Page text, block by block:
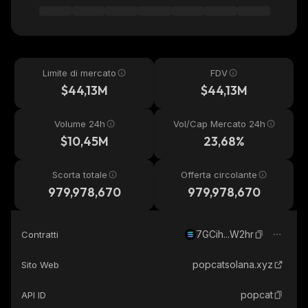
Limite di mercato
$44,13M
FDV
$44,13M
Volume 24h
$10,45M
Vol/Cap Mercato 24h
23,68%
Scorta totale
979,978,670
Offerta circolante
979,978,670
Contratti 7GCih...W2hr
Sito Web popcatsolana.xyz
API ID popcat